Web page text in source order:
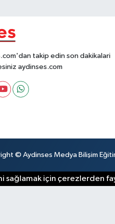
takip edin son dakikalari
aydinses.com
© Aydinses Medya Bilişim
sağlamak için çerezlerden